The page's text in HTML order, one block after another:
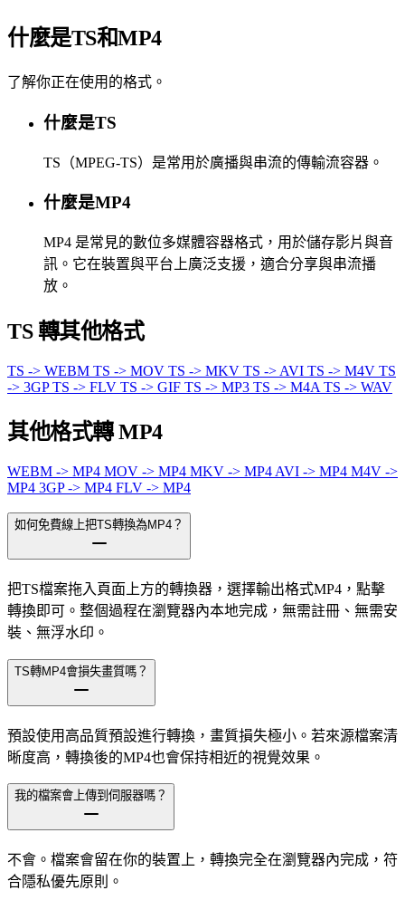
什麼是TS和MP4
了解你正在使用的格式。
什麼是TS
TS（MPEG-TS）是常用於廣播與串流的傳輸流容器。
什麼是MP4
MP4 是常見的數位多媒體容器格式，用於儲存影片與音
訊。它在裝置與平台上廣泛支援，適合分享與串流播
放。
TS 轉其他格式
TS -> WEBM TS -> MOV TS -> MKV TS -> AVI TS -> M4V TS
-> 3GPTS -> FLV TS -> GIF TS -> MP3 TS -> M4A TS -> WAV
其他格式轉 MP4
WEBM -> MP4 MOV -> MP4 MKV -> MP4 AVI -> MP4 M4V ->
MP4 3GP -> MP4 FLV -> MP4
如何免費線上把TS轉換為MP4？
把TS檔案拖入頁面上方的轉換器，選擇輸出格式MP4，點擊
轉換即可。整個過程在瀏覽器內本地完成，無需註冊、無需安
裝、無浮水印。
TS轉MP4會損失畫質嗎？
預設使用高品質預設進行轉換，畫質損失極小。若來源檔案清
晰度高，轉換後的MP4也會保持相近的視覺效果。
我的檔案會上傳到伺服器嗎？
不會。檔案會留在你的裝置上，轉換完全在瀏覽器內完成，符
合隱私優先原則。